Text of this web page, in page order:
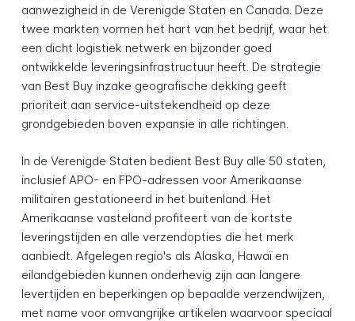
aanwezigheid in de Verenigde Staten en Canada. Deze
twee markten vormen het hart van het bedrijf, waar het
een dicht logistiek netwerk en bijzonder goed
ontwikkelde leveringsinfrastructuur heeft. De strategie
van Best Buy inzake geografische dekking geeft
prioriteit aan service-uitstekendheid op deze
grondgebieden boven expansie in alle richtingen.
In de Verenigde Staten bedient Best Buy alle 50 staten,
inclusief APO- en FPO-adressen voor Amerikaanse
militairen gestationeerd in het buitenland. Het
Amerikaanse vasteland profiteert van de kortste
leveringstijden en alle verzendopties die het merk
aanbiedt. Afgelegen regio's als Alaska, Hawaï en
eilandgebieden kunnen onderhevig zijn aan langere
levertijden en beperkingen op bepaalde verzendwijzen,
met name voor omvangrijke artikelen waarvoor speciaal